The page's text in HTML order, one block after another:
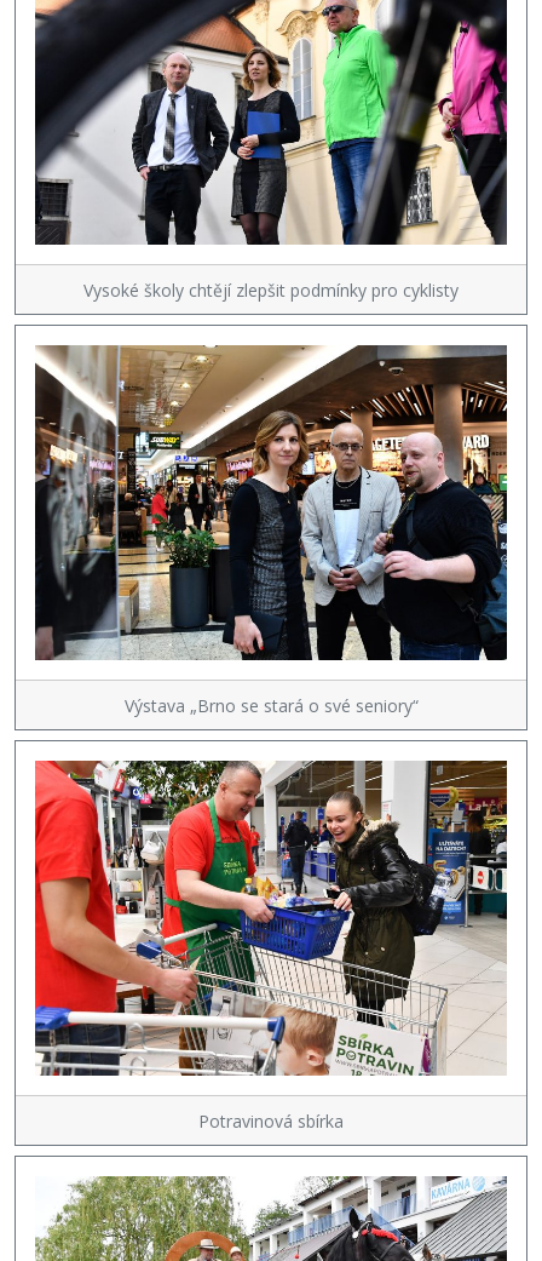
Vysoké školy chtějí zlepšit podmínky pro cyklisty
Výstava „Brno se stará o své seniory“
Potravinová sbírka